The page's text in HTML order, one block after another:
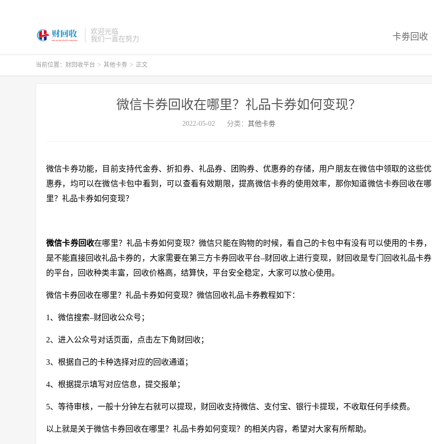
欢迎光临
我们一直在努力
卡劵回收
当前位置： 财回收平台 > 其他卡劵 > 正文
微信卡券回收在哪里？礼品卡券如何变现？
2022-05-02 分类： 其他卡劵
微信卡券功能，目前支持代金券、折扣券、礼品券、团购券、优惠券的存储，用户朋友在微信中领取的这些优
惠券，均可以在微信卡包中看到，可以查看有效期限，提高微信卡券的使用效率，那你知道微信卡券回收在哪
里？礼品卡券如何变现？
微信卡券回收在哪里？礼品卡券如何变现？微信只能在购物的时候，看自己的卡包中有没有可以使用的卡券，
是不能直接回收礼品卡券的，大家需要在第三方卡券回收平台–财回收上进行变现，财回收是专门回收礼品卡券
的平台，回收种类丰富，回收价格高，结算快，平台安全稳定，大家可以放心使用。
微信卡券回收在哪里？礼品卡券如何变现？微信回收礼品卡券教程如下：
1、微信搜索–财回收公众号；
2、进入公众号对话页面，点击左下角财回收；
3、根据自己的卡种选择对应的回收通道；
4、根据提示填写对应信息，提交报单；
5、等待审核，一般十分钟左右就可以提现，财回收支持微信、支付宝、银行卡提现，不收取任何手续费。
以上就是关于微信卡券回收在哪里？礼品卡券如何变现？的相关内容，希望对大家有所帮助。